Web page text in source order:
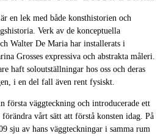
är en lek med både konsthistorien och
Verk av de konceptuella
Walter De Maria har installerats i
Grosses expressiva och abstrakta måleri.
haft soloutställningar hos oss och deras
i en del fall även rent fysiskt.
första väggteckning och introducerade ett
vårt sätt att förstå konsten idag. På
sju av hans väggteckningar i samma rum